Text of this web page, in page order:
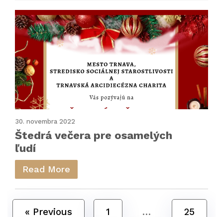
30. novembra 2022
Štedrá večera pre osamelých
ľudí
Read More
« Previous 1 … 25